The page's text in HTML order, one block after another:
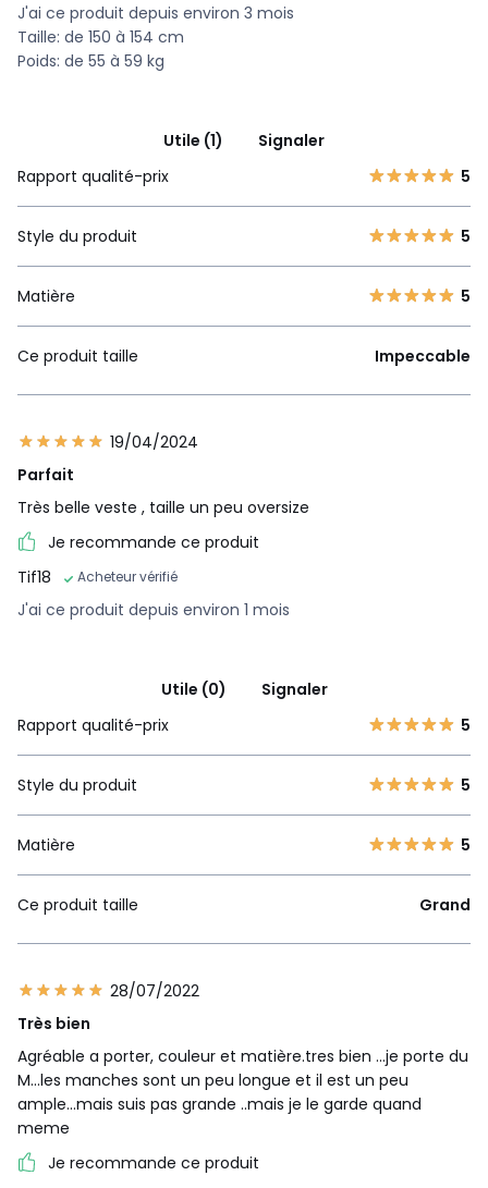
J'ai ce produit depuis environ 3 mois
Taille: de 150 à 154 cm
Poids: de 55 à 59 kg
Utile (1)
Signaler
Rapport qualité-prix
5
Style du produit 5
Matière 5
Ce produit taille Impeccable
19/04/2024
Parfait
Très belle veste , taille un peu oversize
Je recommande ce produit
Tif18
Acheteur vérifié
J'ai ce produit depuis environ 1 mois
Utile (0)
Signaler
Rapport qualité-prix
5
Style du produit 5
Matière 5
Ce produit taille Grand
28/07/2022
Très bien
Agréable a porter, couleur et matière.tres bien ...je porte du
M...les manches sont un peu longue et il est un peu
ample...mais suis pas grande ..mais je le garde quand
meme
Je recommande ce produit